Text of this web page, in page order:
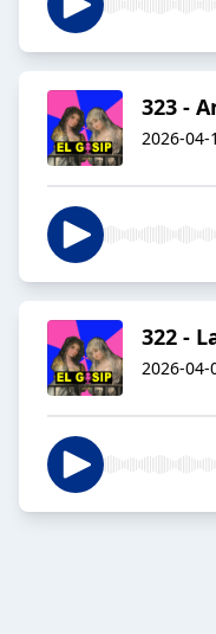
323 -
2026-04-
322 -
2026-04-